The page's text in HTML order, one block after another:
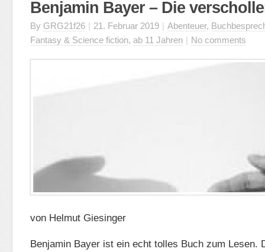
Benjamin Bayer – Die
By GRG21f26 | 21. Februar 2019 | Abenteuer,
Fantasy & Science fiction, ab 11 Jahren | No comments
von Helmut Giesinger
Benjamin Bayer ist ein echt tolles Buch zum Lesen.